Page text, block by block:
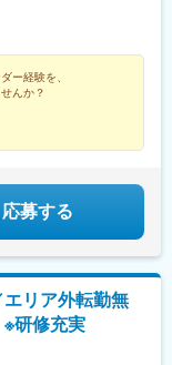
州】鹿児島（鹿児島
ー経験を、
んか？
応募する
エリア外転勤無
※研修充実